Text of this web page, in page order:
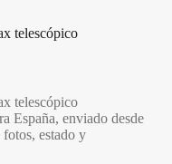
telescópico
telescópico
España, enviado desde
estado y